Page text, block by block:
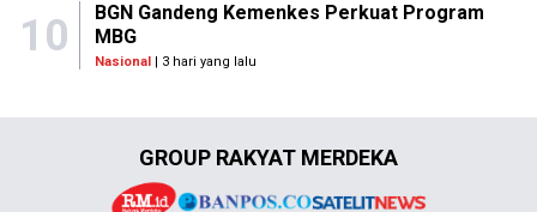
10
BGN Gandeng Kemenkes Perkuat Program
MBG
Nasional| 3 hari yang lalu
GROUP RAKYAT MERDEKA